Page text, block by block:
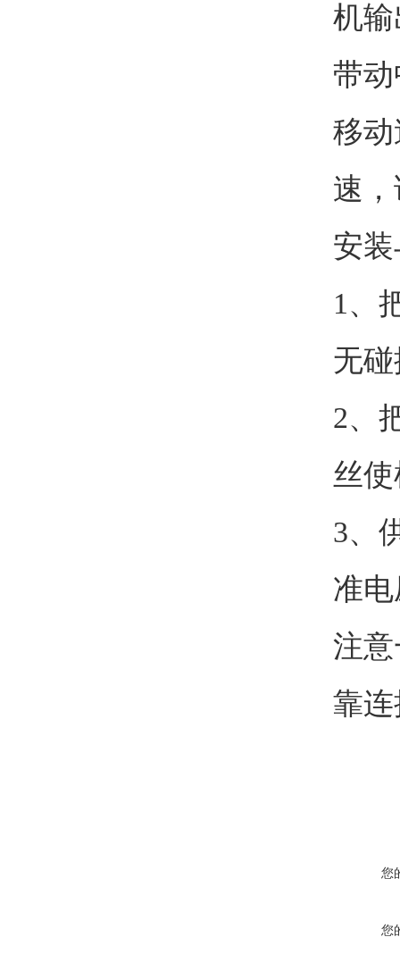
机
带
移动
速
安
1、
无
2、
丝
3、
准电
注
靠
您
您